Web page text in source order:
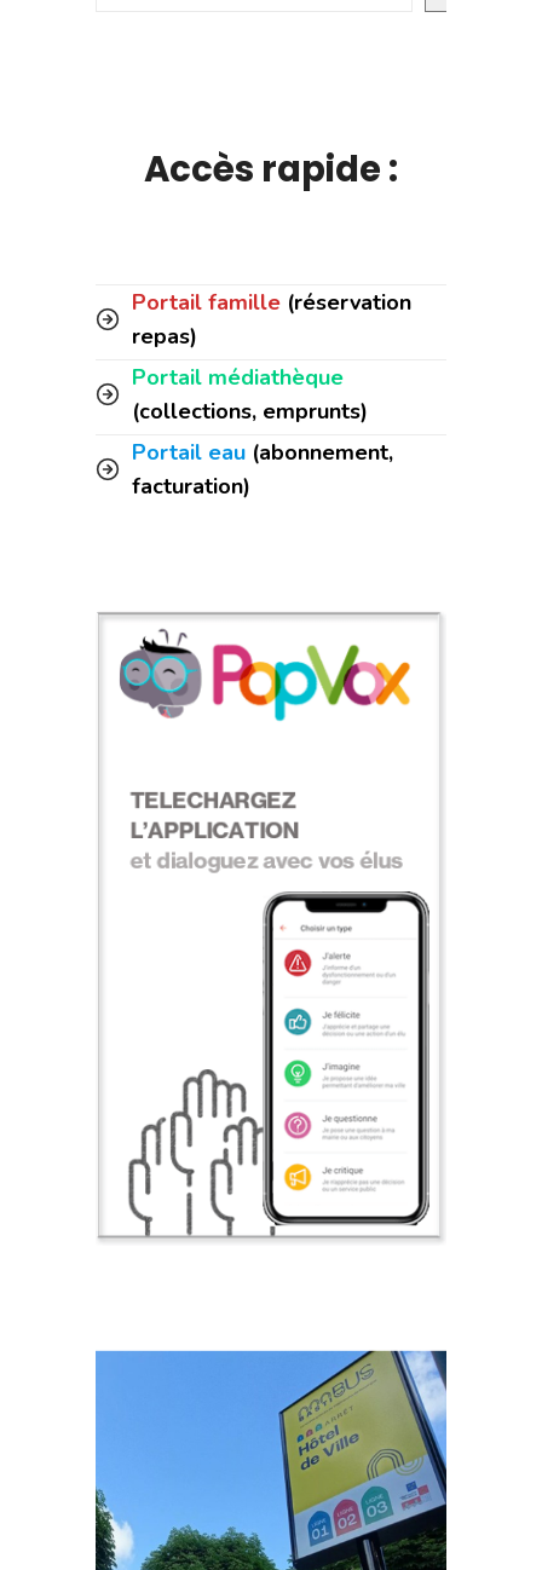
Accès rapide :
Portail famille (réservation
repas)
Portail médiathèque
(collections, emprunts)
Portail eau (abonnement,
facturation)